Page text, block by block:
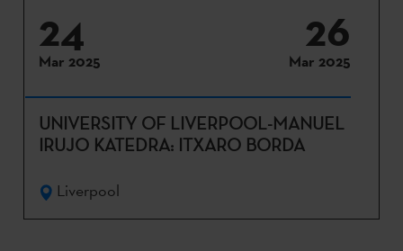
24
Mar 2025
26
Mar 2025
UNIVERSITY OF LIVERPOOL-MANUEL
IRUJO KATEDRA: ITXARO BORDA
Liverpool